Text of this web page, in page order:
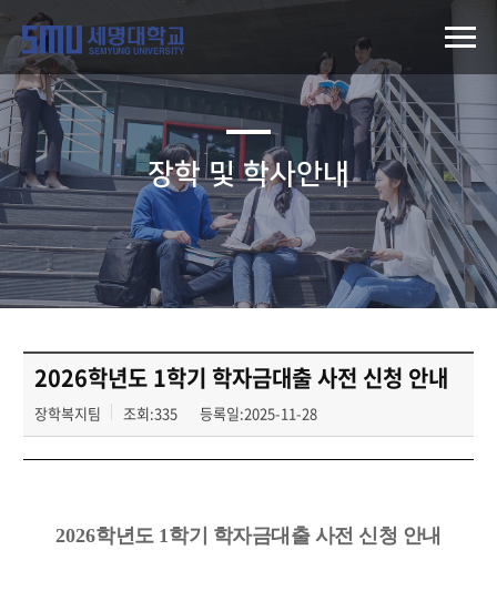
장학 및 학사안내
2026학년도 1학기 학자금대출 사전 신청 안내
장학복지팀 조회:335 등록일:2025-11-28
2026학년도 1학기 학자금대출 사전 신청 안내